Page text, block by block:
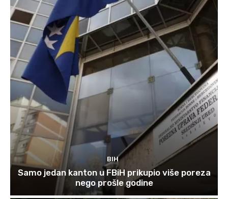
BIH
Samo jedan kanton u FBiH prikupio više poreza
nego prošle godine